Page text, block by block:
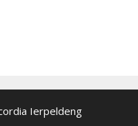
Ierpeldeng